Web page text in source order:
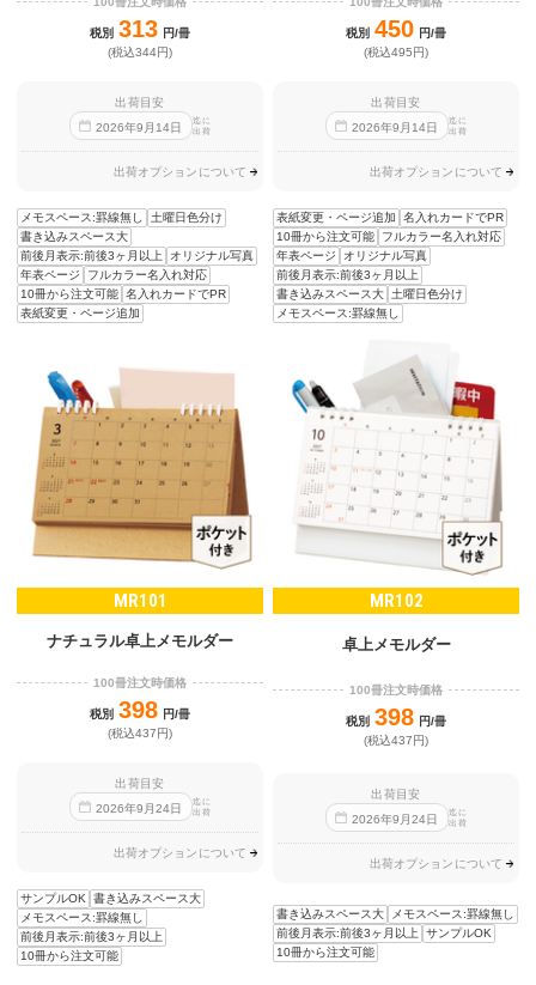
税別 313 円/冊
(税込344円)
出荷目安
2026年9 月 14日
迄に
出荷
出荷オプションについて
メモスペース:罫線無し
土曜日色分け
書き込みスペース大
前後月表示:前後3ヶ月以上
オリジナル写真
年表ページ
フルカラー名入れ対応
10冊から注文可能 名入れカードでPR
表紙変更・ページ追加
税別 450 円/冊
(税込495円)
出荷目安
2026年9 月 14日
迄に
出荷
出荷オプションについて
表紙変更・ページ追加
名入れカードでPR
10冊から注文可能
フルカラー名入れ対応
年表ページ
オリジナル写真
前後月表示:前後3ヶ月以上
書き込みスペース大
土曜日色分け
メモスペース:罫線無し
MR101
ナチュラル卓上メモルダー
100冊注文時価格
税別 398 円/冊
(税込437円)
出荷目安
2026年9 月24日
迄に
出荷
出荷オプションについて
サンプルOK
書き込みスペース大
メモスペース:罫線無し
前後月表示:前後3ヶ月以上
10冊から注文可能
MR102
卓上メモルダー
100冊注文時価格
税別 398 円/冊
(税込437円)
出荷目安
2026年9 月24日
迄に
出荷
出荷オプションについて
書き込みスペース大
メモスペース:罫線無し
前後月表示:前後3ヶ月以上
サンプルOK
10冊から注文可能